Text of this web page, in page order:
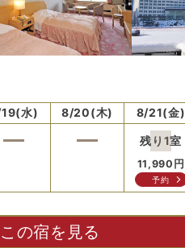
水) 8/20(木) 8/21(金)
残り 1室
11,990 円
予約
この宿を見る